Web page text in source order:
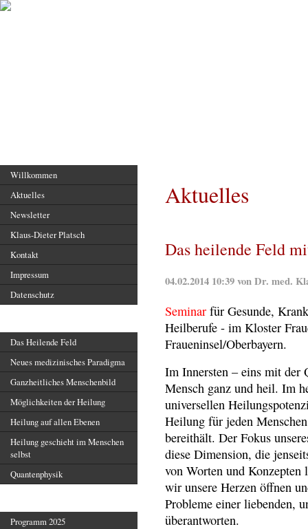
Aktuelles
Das heilende Feld
04.02.2014 10:39 von Dr. med.
Seminar für Gesunde,
Heilberufe - im Kloster
Fraueninsel/Oberbayern.
Im Innersten – eins mit der
Mensch ganz und heil. Im
universellen
Heilung für jeden
bereithält. Der Fokus
diese Dimension, die
von Worten und
wir unsere Herzen öffnen
Probleme einer liebenden,
überantworten.
Willkommen
Aktuelles
Newsletter
Klaus-Dieter Platsch
Kontakt
Impressum
Datenschutz
Das Heilende Feld
Neues medizinisches Paradigma
Ganzheitliches Menschenbild
Möglichkeiten der Heilung
Heilung auf allen Ebenen
Heilung geschieht im Menschen
selbst
Quantenphysik
Programm 2025